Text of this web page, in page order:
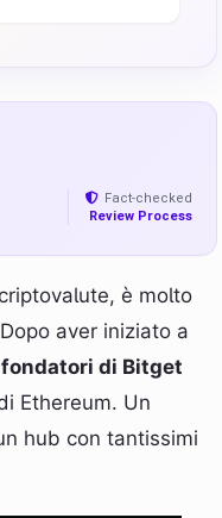
Fact-checked
Review Process
è molto
aver iniziato a
fondatori di Bitget
Ethereum. Un
hub con tantissimi